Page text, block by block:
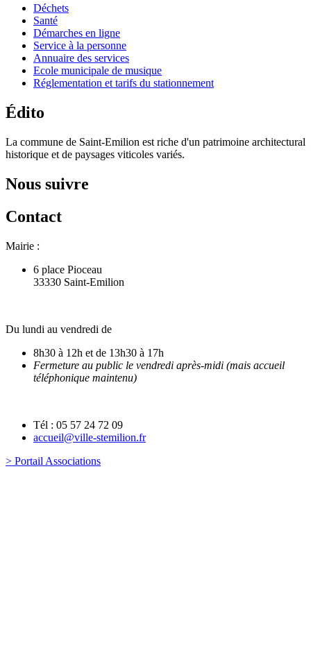
Déchets
Santé
Démarches en ligne
Service à la personne
Annuaire des services
Ecole municipale de musique
Réglementation et tarifs du stationnement
Édito
La commune de Saint-Emilion est riche d'un patrimoine architectural
historique et de paysages viticoles variés.
Nous suivre
Contact
Mairie :
6 place Pioceau
33330 Saint-Emilion
Du lundi au vendredi de
8h30 à 12h et de 13h30 à 17h
Fermeture au public le vendredi après-midi (mais accueil
téléphonique maintenu)
Tél : 05 57 24 72 09
accueil@ville-stemilion.fr
> Portail Associations